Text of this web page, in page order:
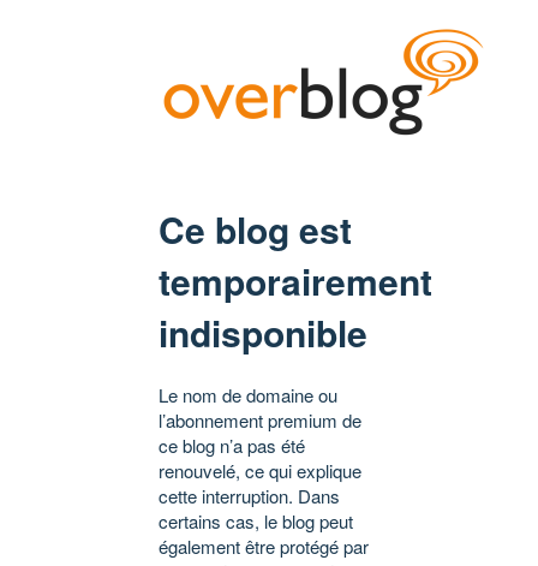
Ce blog est
temporairement
indisponible
Le nom de domaine ou
l’abonnement premium de
ce blog n’a pas été
renouvelé, ce qui explique
cette interruption. Dans
certains cas, le blog peut
également être protégé par